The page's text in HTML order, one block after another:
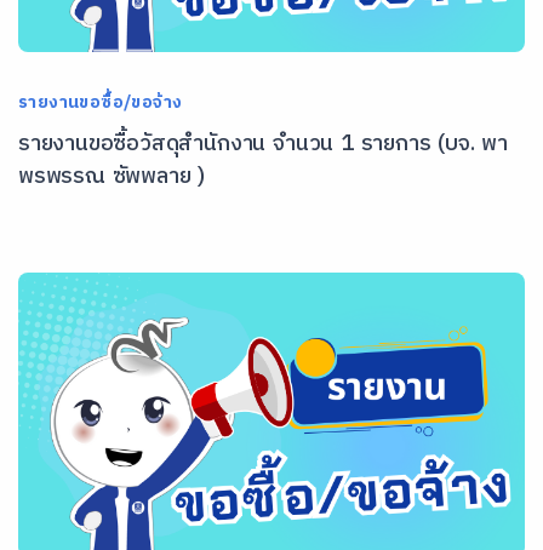
รายงานขอซื้อ/ขอจ้าง
รายงานขอซื้อวัสดุสำนักงาน จำนวน 1 รายการ (บจ. พา
พรพรรณ ซัพพลาย )